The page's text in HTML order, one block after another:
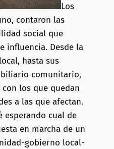
Los
contaron las
social que
influencia. Desde la
hasta sus
comunitario,
los que quedan
a las que afectan.
esperando cual de
en marcha de un
gobierno local-